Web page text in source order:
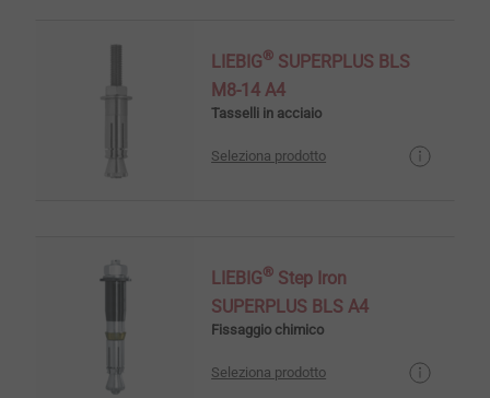
LIEBIG® SUPERPLUS BLS
M8-14 A4
Tasselli in acciaio
Seleziona prodotto
LIEBIG® Step Iron
SUPERPLUS BLS A4
Fissaggio chimico
Seleziona prodotto